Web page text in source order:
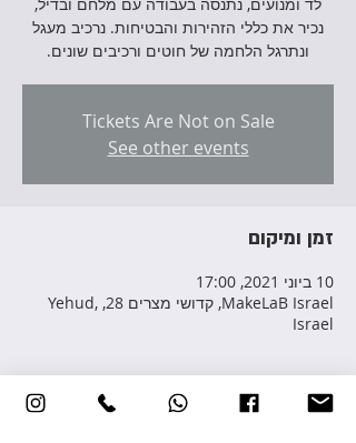
נכיר את כללי הזהירות והבטיחות. נרכיב מעגל
ונתרגל הלחמה של חוטים ורכיבים שונים.
Tickets Are Not on Sale
See other events
זמן ומיקום
10 ביוני 2021, 17:00
MakeLaB Israel, קדושי מצרים 28, Yehud,
Israel
פרטי האירוע